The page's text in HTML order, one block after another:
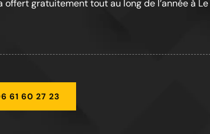
gratuitement tout au long de l’année à Le
61 60 27 23